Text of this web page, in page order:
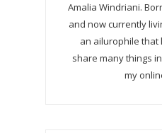
Amalia Windriani.
and now currently
an ailurophile that
share many things
my